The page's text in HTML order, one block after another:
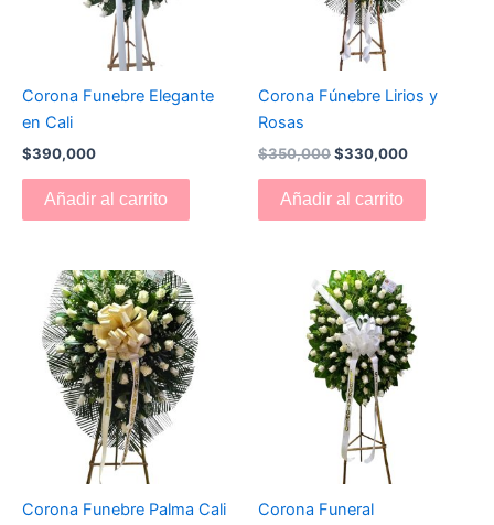
Corona Funebre Elegante
en Cali
$390,000
Añadir al carrito
Corona Fúnebre Lirios y
Rosas
$350,000$330,000
Añadir al carrito
Corona Funebre Palma Cali
Corona Funeral